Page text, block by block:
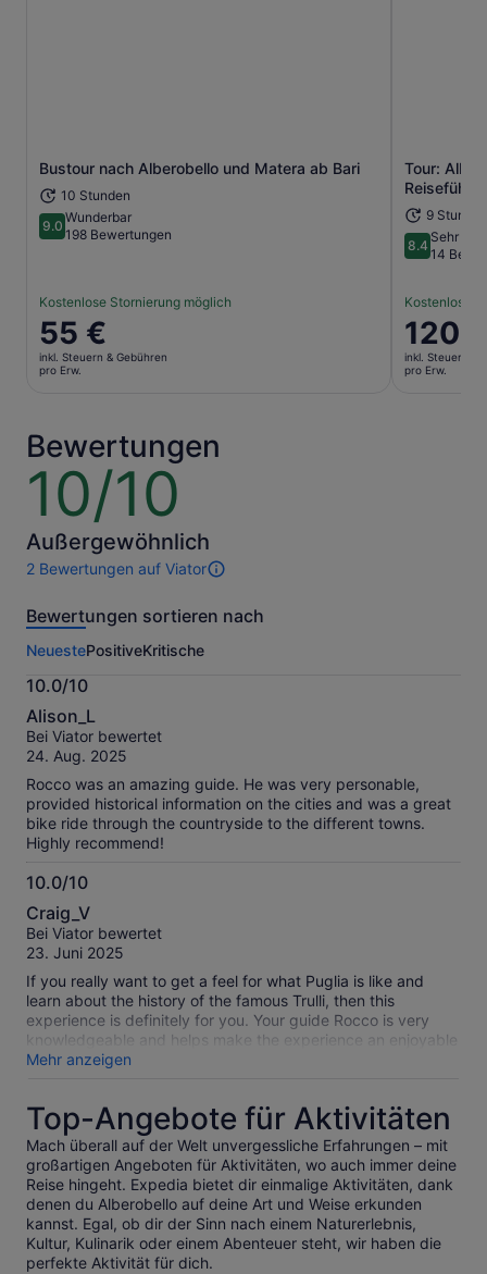
Bustour nach Alberobello und Matera ab Bari
10 Stunden
9.09.0 von 10
Wunderbar
198 Bewertungen
Kostenlose Stornierung möglich
Der
Preis
beträgt
Erw.
55 €
inkl. Steuern & Gebühren
pro Erw.
Wird in einem neuen Tab geöffnet
Tour:
9 Stunden
8.48.4 von 10
Sehr gut
14
Kostenlose
Der
Preis
beträgt
120 €
inkl. Steuern &
pro Erw.
Bewertungen
10/10
10
10
Außergewöhnlich
2 Bewertungen auf Viator
2
dieser
Weitere
Informationen
zu
unseren
geprüften
Bewertungen.
Bewertungen sortieren nach
NeuestePositiveKritische
10.0/10
10.0
von
10
Alison_L
Bei Viator bewertet
24. Aug. 2025
Rocco was an amazing guide. He was very personable,
provided historical information on the cities and was a great
bike ride through the countryside to the different towns.
Highly recommend!
10.0/10
10.0
von
10
Craig_V
Bei Viator bewertet
23. Juni 2025
If you really want to get a feel for what Puglia is like and
learn about the history of the famous Trulli, then this
experience is definitely for you. Your guide Rocco is very
knowledgeable and helps make the experience an enjoyable
one. We did the Locorotondo to Alberobello tour, but Rocco
equipment is first class and with the motorised bikes, it
makes the experience so much easier to enjoy even for
those of us who are less fit than others. I would definitely
recommend this experience, as you will not be disappointed!
Mehr anzeigen
Top-Angebote für Aktivitäten
Mach überall auf der Welt unvergessliche Erfahrungen – mit
großartigen Angeboten für Aktivitäten, wo auch immer deine
Reise hingeht. Expedia bietet dir einmalige Aktivitäten, dank
denen du Alberobello auf deine Art und Weise erkunden
kannst. Egal, ob dir der Sinn nach einem Naturerlebnis,
Kultur, Kulinarik oder einem Abenteuer steht, wir haben die
perfekte Aktivität für dich.